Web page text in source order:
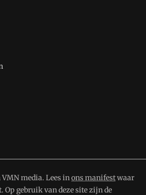
VMN media. Lees inons manifestwaar
Op gebruik van deze site zijn de